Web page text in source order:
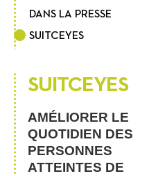
DANS LA PRESSE
SUITCEYES
SUITCEYES
AMÉLIORER LE
QUOTIDIEN DES
PERSONNES
ATTEINTES DE